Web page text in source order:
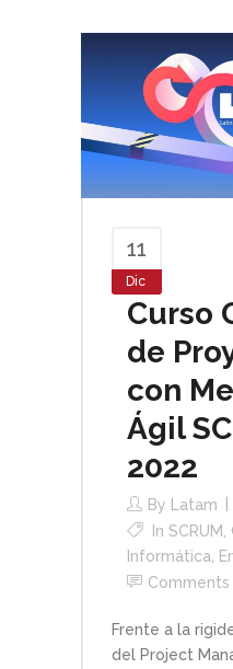
11
Dic
Curso
de
con
Ágil
2022
By
Latam
In SCRUM
Informática
Comments
Frente a la
del Project